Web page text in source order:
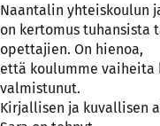
Naantalin yhteiskoulun
on kertomus tuhansista
opettajien. On hienoa,
että koulumme
valmistunut.
Kirjallisen ja kuvallisen